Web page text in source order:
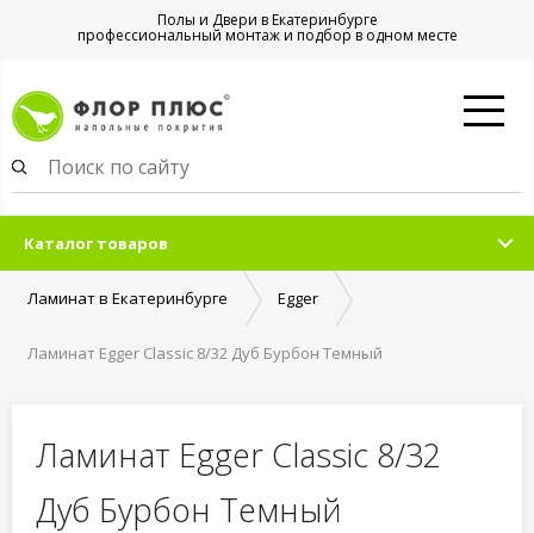
Полы и Двери в Екатеринбурге
профессиональный монтаж и подбор в одном месте
Каталог товаров
Ламинат в Екатеринбурге Egger
Ламинат Egger Classic 8/32 Дуб Бурбон Темный
Ламинат Egger Classic 8/32
Дуб Бурбон Темный